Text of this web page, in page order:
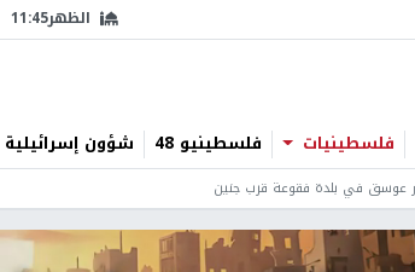
الظهر11:45
فلسطينيات فلسطينيو 48 شؤون إسرائيلية